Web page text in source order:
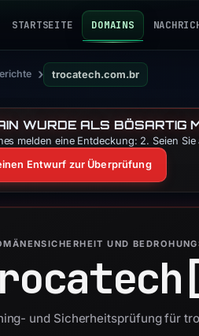
STARTSEITE DOMAINS
› trocatech.com.br
WURDE ALS BÖSARTIG
melden eine Entdeckung: 2. Seien
Entwurf zur Überprüfung
UND
und Sicherheitsprüfung für